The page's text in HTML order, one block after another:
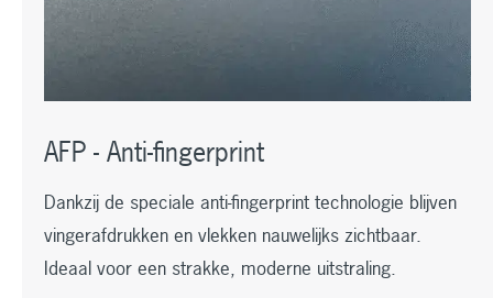
AFP - Anti-fingerprint
Dankzij de speciale anti-fingerprint technologie blijven
vingerafdrukken en vlekken nauwelijks zichtbaar.
Ideaal voor een strakke, moderne uitstraling.